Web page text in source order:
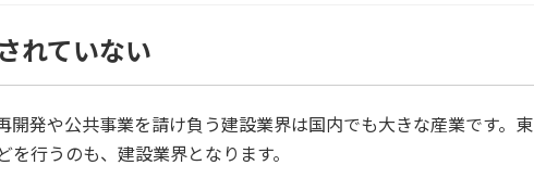
れていない
開発や公共事業を請け負う建設業界は国内でも大きな産業です。東
行うのも、建設業界となります。